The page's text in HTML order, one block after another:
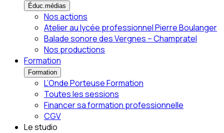
Éduc.médias
Nos actions
Atelier au lycée professionnel Pierre Boulanger
Balade sonore des Vergnes – Champratel
Nos productions
Formation
Formation
L’Onde Porteuse Formation
Toutes les sessions
Financer sa formation professionnelle
CGV
Le studio